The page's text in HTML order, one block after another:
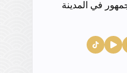
في المدينة